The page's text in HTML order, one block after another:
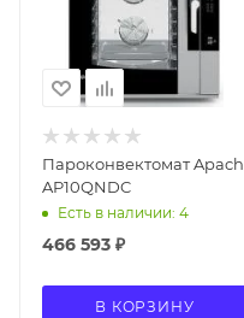
Пароконвектомат Apach
AP10QNDC
Есть в наличии: 4
466 593 ₽
В КОРЗИНУ